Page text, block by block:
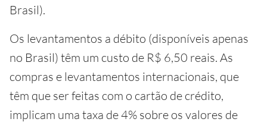
Brasil).
Os levantamentos a débito (disponíveis apenas
no Brasil) têm um custo de R$ 6,50 reais. As
compras e levantamentos internacionais, que
têm que ser feitas com o cartão de crédito,
implicam uma taxa de 4% sobre os valores de